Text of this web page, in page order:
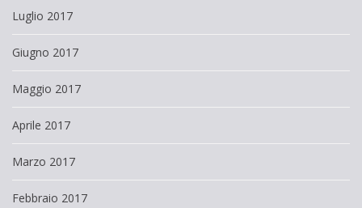
Luglio 2017
Giugno 2017
Maggio 2017
Aprile 2017
Marzo 2017
Febbraio 2017